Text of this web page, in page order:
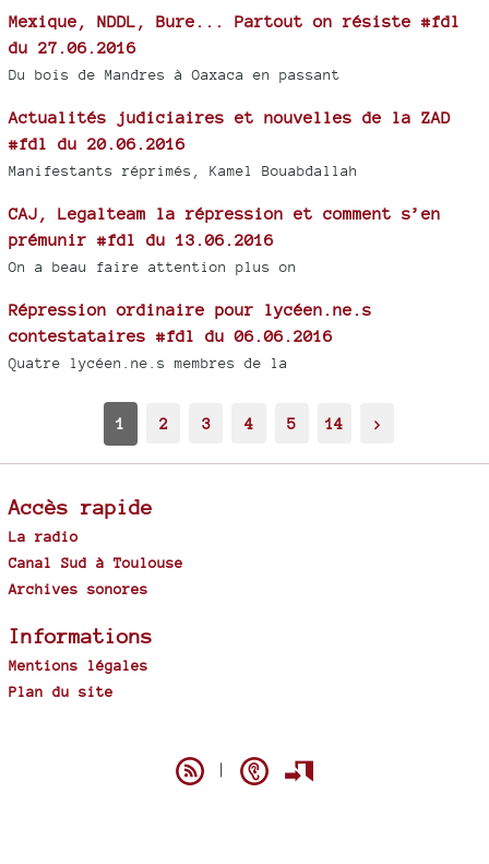
Mexique, NDDL, Bure... Partout on résiste #fdl
du 27.06.2016
Du bois de Mandres à Oaxaca en passant
Actualités judiciaires et nouvelles de la ZAD
#fdl du 20.06.2016
Manifestants réprimés, Kamel Bouabdallah
CAJ, Legalteam la répression et comment s’en
prémunir #fdl du 13.06.2016
On a beau faire attention plus on
Répression ordinaire pour lycéen.ne.s
contestataires #fdl du 06.06.2016
Quatre lycéen.ne.s membres de la
1 2 3 4 5 14 >
Accès rapide
La radio
Canal Sud à Toulouse
Archives sonores
Informations
Mentions légales
Plan du site
|